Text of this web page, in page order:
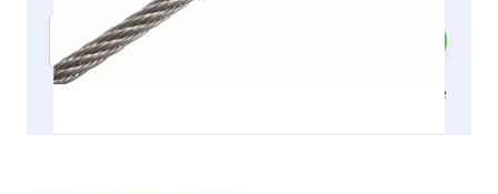
Aantal
Toevoegen aan offerte